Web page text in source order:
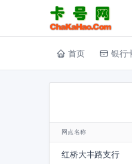
首页 银行
网点名称
红桥大丰路支行